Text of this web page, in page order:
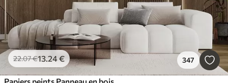
22.07€13.24€ 347